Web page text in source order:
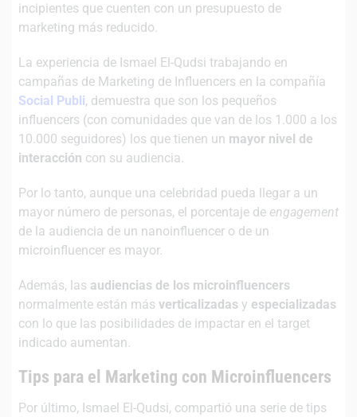
incipientes que cuenten con un presupuesto de
marketing más reducido.
La experiencia de Ismael El-Qudsi trabajando en
campañas de Marketing de Influencers en la compañía
Social Publi, demuestra que son los pequeños
influencers (con comunidades que van de los 1.000 a los
10.000 seguidores) los que tienen un mayor nivel de
interacción con su audiencia.
Por lo tanto, aunque una celebridad pueda llegar a un
mayor número de personas, el porcentaje de engagement
de la audiencia de un nanoinfluencer o de un
microinfluencer es mayor.
Además, las audiencias de los microinfluencers
normalmente están más verticalizadas y especializadas
con lo que las posibilidades de impactar en el target
indicado aumentan.
Tips para el Marketing con Microinfluencers
Por último, Ismael El-Qudsi, compartió una serie de tips